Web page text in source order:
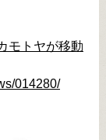
モトヤが移動
014280/